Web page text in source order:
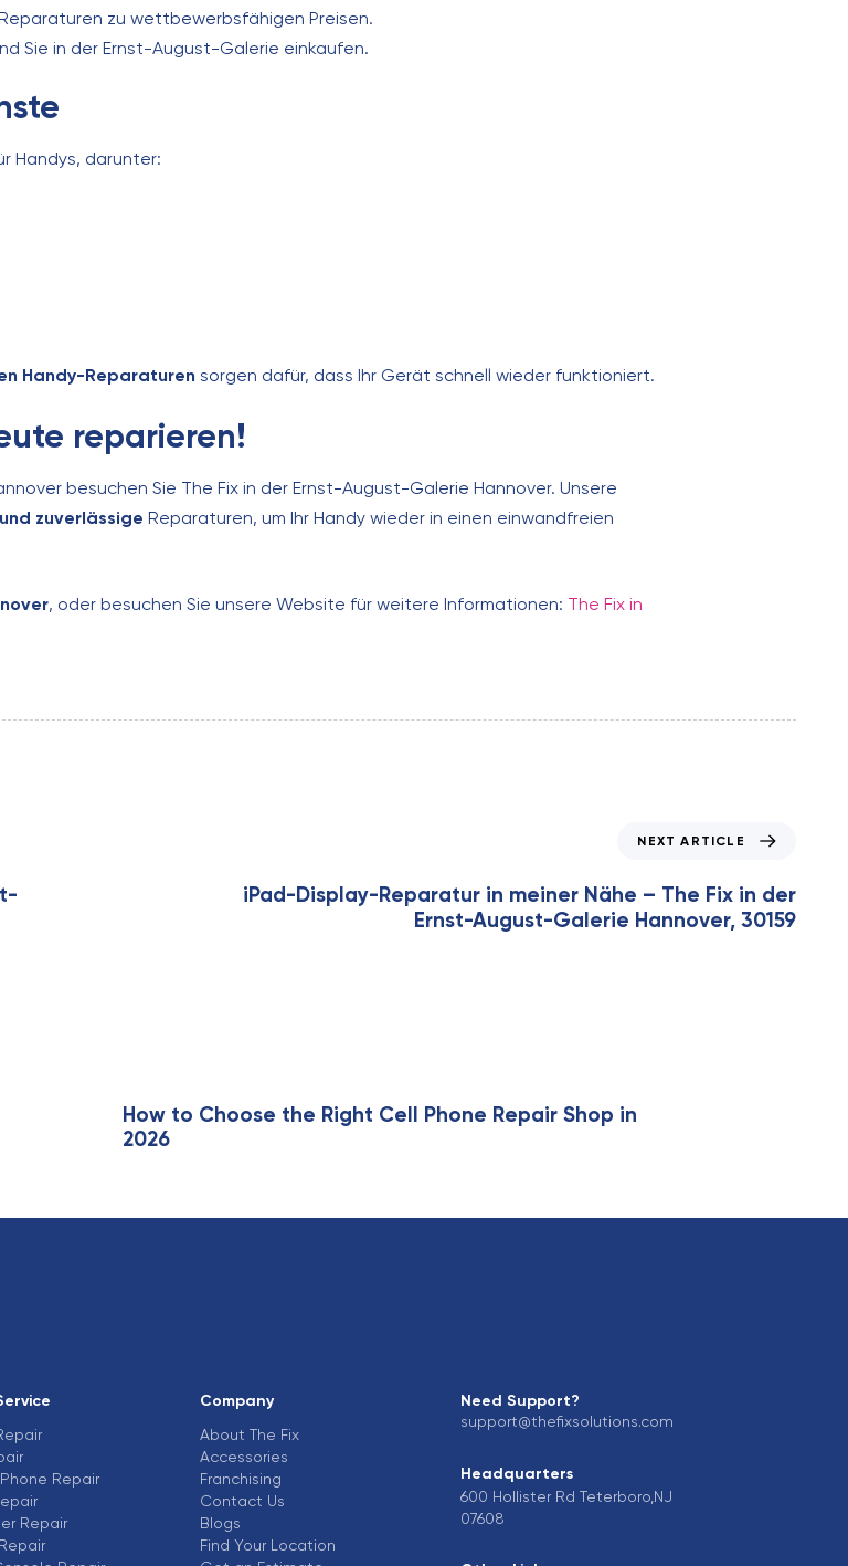
zu wettbewerbsfähigen Preisen.
Sie in der Ernst-August-Galerie einkaufen.
Handys, darunter:
Handy-Reparaturen sorgen dafür, dass Ihr Gerät schnell wieder funktioniert.
reparieren!
besuchen Sie The Fix in der Ernst-August-Galerie Hannover. Unsere
zuverlässige Reparaturen, um Ihr Handy wieder in einen einwandfreien
, oder besuchen Sie unsere Website für weitere Informationen: The Fix in
NEXT ARTICLE
iPad-Display-Reparatur in meiner Nähe – The Fix in der
Ernst-August-Galerie Hannover, 30159
How to Choose the Right Cell Phone Repair Shop in
2026
Repair
Repair
Company
About The Fix
Accessories
Franchising
Contact Us
Blogs
Find Your Location
Need Support?
support@thefixsolutions.com
Headquarters
600 Hollister Rd Teterboro,NJ
07608